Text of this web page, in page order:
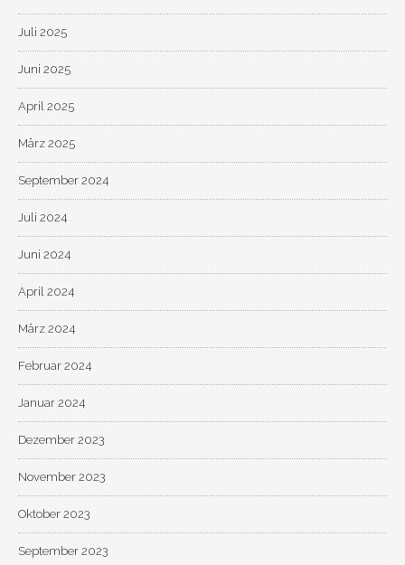
Juli 2025
Juni 2025
April 2025
März 2025
September 2024
Juli 2024
Juni 2024
April 2024
März 2024
Februar 2024
Januar 2024
Dezember 2023
November 2023
Oktober 2023
September 2023